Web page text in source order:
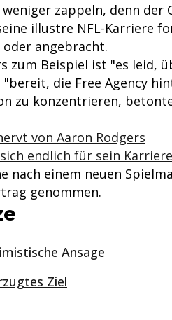
zappeln, denn der
illustre NFL-Karriere
angebracht.
zum Beispiel ist "es leid,
die Free Agency
zu konzentrieren,
von Aaron Rodgers
endlich für sein
nach einem neuen
genommen.
Ansage
Ziel